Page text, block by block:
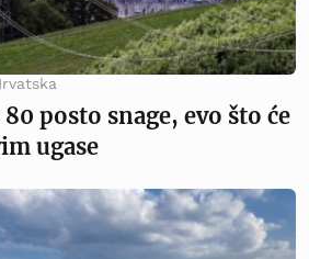
posto snage, evo što će
ugase